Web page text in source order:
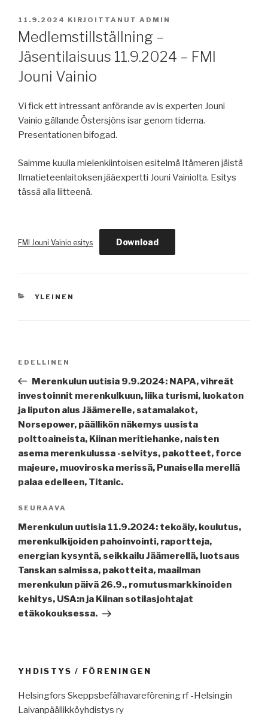
JULKAISTU
11.9.2024 KIRJOITTANUT ADMIN
Medlemstillställning –
Jäsentilaisuus 11.9.2024 – FMI
Jouni Vainio
Vi fick ett intressant anförande av is experten Jouni
Vainio gällande Östersjöns isar genom tiderna.
Presentationen bifogad.
Saimme kuulla mielenkiintoisen esitelmä Itämeren jäistä
Ilmatieteenlaitoksen jääexpertti Jouni Vainiolta. Esitys
tässä alla liitteenä.
FMI Jouni Vainio esitys Download
KATEGORIAT
YLEINEN
Edellinen
artikkeli
EDELLINEN
Merenkulun uutisia 9.9.2024: NAPA, vihreät
investoinnit merenkulkuun, liika turismi, luokaton
ja liputon alus Jäämerelle, satamalakot,
Norsepower, päällikön näkemys uusista
polttoaineista, Kiinan meritiehanke, naisten
asema merenkulussa -selvitys, pakotteet, force
majeure, muoviroska merissä, Punaisella merellä
palaa edelleen, Titanic.
Seuraava
artikkeli
SEURAAVA
Merenkulun uutisia 11.9.2024: tekoäly, koulutus,
merenkulkijoiden pahoinvointi, raportteja,
energian kysyntä, seikkailu Jäämerellä, luotsaus
Tanskan salmissa, pakotteita, maailman
merenkulun päivä 26.9., romutusmarkkinoiden
kehitys, USA:n ja Kiinan sotilasjohtajat
etäkokouksessa.
YHDISTYS / FÖRENINGEN
Helsingfors Skeppsbefälhavareförening rf -Helsingin
Laivanpäällikköyhdistys ry